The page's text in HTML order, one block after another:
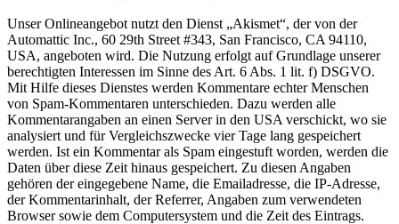
Unser Onlineangebot nutzt den Dienst „Akismet“, der von der
Automattic Inc., 60 29th Street #343, San Francisco, CA 94110,
USA, angeboten wird. Die Nutzung erfolgt auf Grundlage unserer
berechtigten Interessen im Sinne des Art. 6 Abs. 1 lit. f) DSGVO.
Mit Hilfe dieses Dienstes werden Kommentare echter Menschen
von Spam-Kommentaren unterschieden. Dazu werden alle
Kommentarangaben an einen Server in den USA verschickt, wo sie
analysiert und für Vergleichszwecke vier Tage lang gespeichert
werden. Ist ein Kommentar als Spam eingestuft worden, werden die
Daten über diese Zeit hinaus gespeichert. Zu diesen Angaben
gehören der eingegebene Name, die Emailadresse, die IP-Adresse,
der Kommentarinhalt, der Referrer, Angaben zum verwendeten
Browser sowie dem Computersystem und die Zeit des Eintrags.